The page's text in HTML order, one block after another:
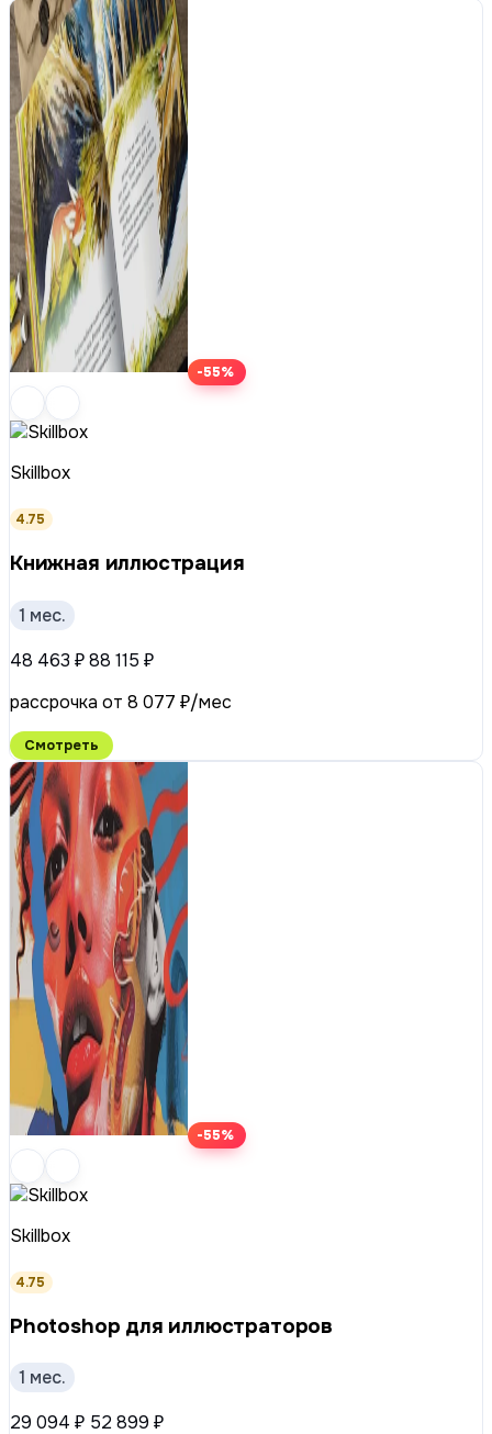
-55%
Skillbox
4.75
Книжная иллюстрация
1 мес.
48 463 ₽88 115 ₽
рассрочка от 8 077 ₽/мес
Смотреть
-55%
Skillbox
4.75
Photoshop для иллюстраторов
1 мес.
29 094 ₽ 52 899 ₽